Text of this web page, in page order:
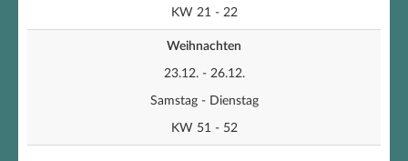
KW 21 - 22
Weihnachten
23.12. - 26.12.
Samstag - Dienstag
KW 51 - 52